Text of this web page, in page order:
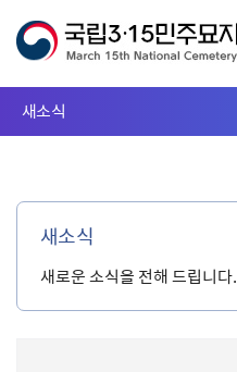
새소식
새소식
새로운 소식을 전해 드립니다.